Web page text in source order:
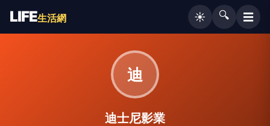
LIFE生活網 ☀️ 🔍 ☰
迪
迪士尼影業